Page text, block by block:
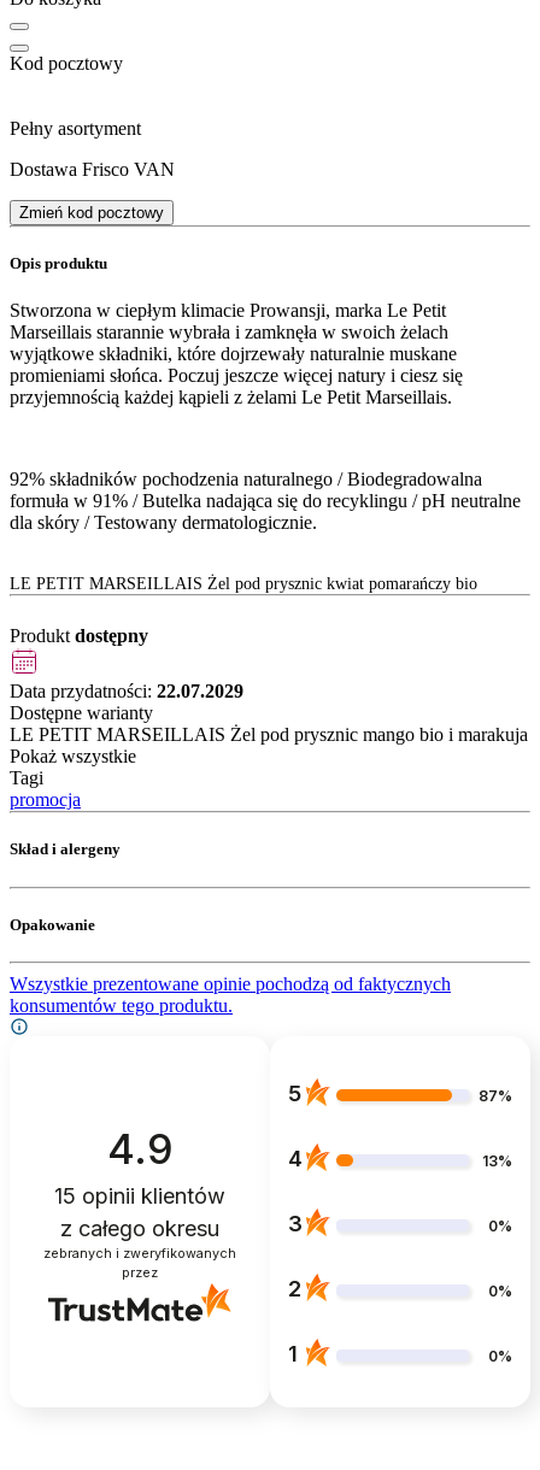
Kod pocztowy
Pełny asortyment
Dostawa Frisco VAN
Zmień kod pocztowy
Opis produktu
Stworzona w ciepłym klimacie Prowansji, marka Le Petit
Marseillais starannie wybrała i zamknęła w swoich żelach
wyjątkowe składniki, które dojrzewały naturalnie muskane
promieniami słońca. Poczuj jeszcze więcej natury i ciesz się
przyjemnością każdej kąpieli z żelami Le Petit Marseillais.
92% składników pochodzenia naturalnego / Biodegradowalna
formuła w 91% / Butelka nadająca się do recyklingu / pH neutralne
dla skóry / Testowany dermatologicznie.
LE PETIT MARSEILLAIS Żel pod prysznic kwiat pomarańczy bio
Produkt dostępny
Data przydatności: 22.07.2029
Dostępne warianty
LE PETIT MARSEILLAIS Żel pod prysznic mango bio i marakuja
Pokaż wszystkie
Tagi
promocja
Skład i alergeny
Opakowanie
Wszystkie prezentowane opinie pochodzą od faktycznych
konsumentów tego produktu.
4.9
15 opinii klientów
z całego okresu
zebranych i zweryfikowanych
przez
5 87%
4 13%
3 0%
2 0%
1 0%